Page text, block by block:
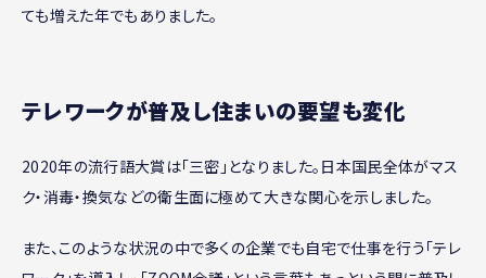
ても増えた年でもありました。
テレワークが普及し住まいの要望も変化
2020年の流行語大賞は「三密」となりました。日本国民全体がマス
ク・消毒・換気などの衛生面に極めて大きな関心を示しました。
また、このような状況の中で多くの企業でも自宅で仕事を行う「テレ